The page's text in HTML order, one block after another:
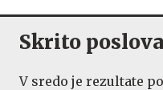
Skrito
V sredo je rezultate